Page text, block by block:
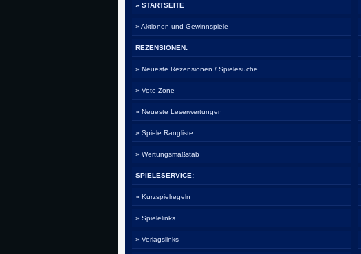
» STARTSEITE
» Aktionen und Gewinnspiele
REZENSIONEN:
» Neueste Rezensionen / Spielesuche
» Vote-Zone
» Neueste Leserwertungen
» Spiele Rangliste
» Wertungsmaßstab
SPIELESERVICE:
» Kurzspielregeln
» Spielelinks
» Verlagslinks